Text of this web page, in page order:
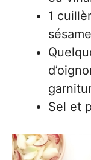
1
Sel et